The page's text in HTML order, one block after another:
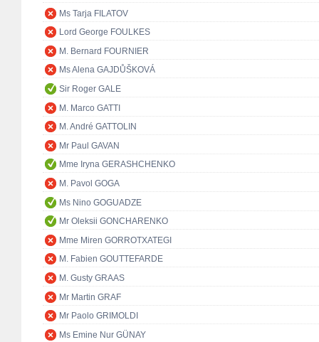
Ms Tarja FILATOV
Lord George FOULKES
M. Bernard FOURNIER
Ms Alena GAJDŮŠKOVÁ
Sir Roger GALE
M. Marco GATTI
M. André GATTOLIN
Mr Paul GAVAN
Mme Iryna GERASHCHENKO
M. Pavol GOGA
Ms Nino GOGUADZE
Mr Oleksii GONCHARENKO
Mme Miren GORROTXATEGI
M. Fabien GOUTTEFARDE
M. Gusty GRAAS
Mr Martin GRAF
Mr Paolo GRIMOLDI
Ms Emine Nur GÜNAY